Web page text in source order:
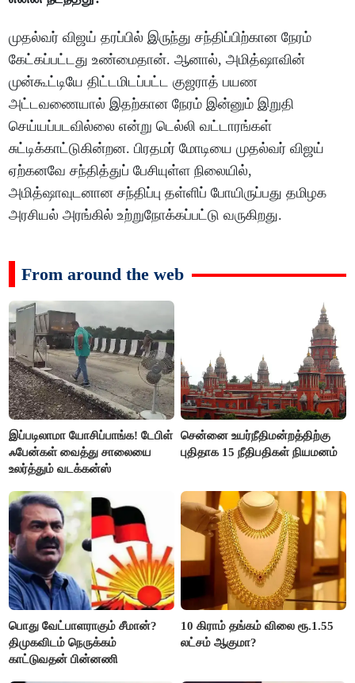
முதல்வர் விஜய் தரப்பில் இருந்து சந்திப்பிற்கான நேரம்
கேட்கப்பட்டது உண்மைதான். ஆனால், அமித்ஷாவின்
முன்கூட்டியே திட்டமிடப்பட்ட குஜராத் பயண
அட்டவணையால் இதற்கான நேரம் இன்னும் இறுதி
செய்யப்படவில்லை என்று டெல்லி வட்டாரங்கள்
சுட்டிக்காட்டுகின்றன. பிரதமர் மோடியை முதல்வர் விஜய்
ஏற்கனவே சந்தித்துப் பேசியுள்ள நிலையில்,
அமித்ஷாவுடனான சந்திப்பு தள்ளிப் போயிருப்பது தமிழக
அரசியல் அரங்கில் உற்றுநோக்கப்பட்டு வருகிறது.
From around the web
இப்படிலாமா யோசிப்பாங்க! டேபிள்
ஃபேன்கள் வைத்து சாலையை
உலர்த்தும் வடக்கன்ஸ்
சென்னை உயர்நீதிமன்றத்திற்கு
புதிதாக 15 நீதிபதிகள் நியமனம்
பொது வேட்பாளராகும் சீமான்?
திமுகவிடம் நெருக்கம்
காட்டுவதன் பின்னணி
10 கிராம் தங்கம் விலை ரூ.1.55
லட்சம் ஆகுமா?